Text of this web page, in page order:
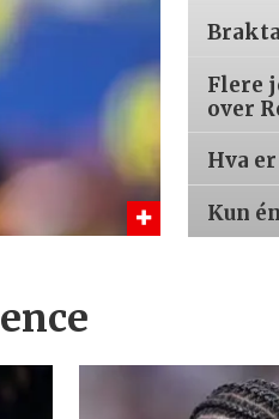
Flere
over
Hva
Kun